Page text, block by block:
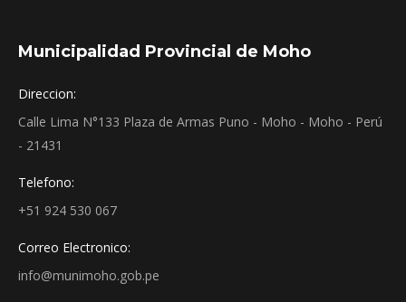
Municipalidad Provincial de Moho
Direccion:
Calle Lima N°133 Plaza de Armas Puno - Moho - Moho - Perú
- 21431
Telefono:
+51 924 530 067
Correo Electronico:
info@munimoho.gob.pe